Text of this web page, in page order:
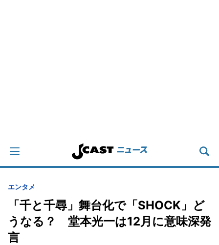
エンタメ
「千と千尋」舞台化で「SHOCK」ど
うなる？ 堂本光一は12月に意味深発
言